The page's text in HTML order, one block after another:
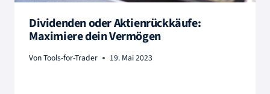
Dividenden oder Aktienrückkäufe:
Maximiere dein Vermögen
VonTools-for-Trader 19. Mai 2023